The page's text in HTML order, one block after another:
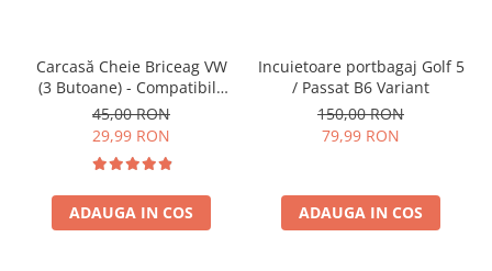
Carcasă Cheie Briceag VW
(3 Butoane) - Compatibilă
Golf 5, Jetta, Touran etc
45,00 RON
29,99 RON
ADAUGA IN COS
Incuietoare portbagaj Golf 5
/ Passat B6 Variant
150,00 RON
79,99 RON
ADAUGA IN COS